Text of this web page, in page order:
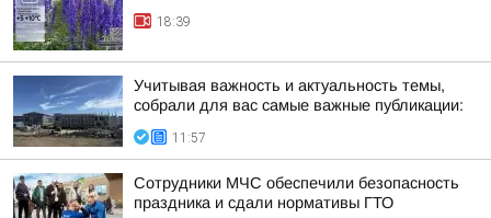
18:39
Учитывая важность и актуальность темы,
собрали для вас самые важные публикации:
11:57
Сотрудники МЧС обеспечили безопасность
праздника и сдали нормативы ГТО